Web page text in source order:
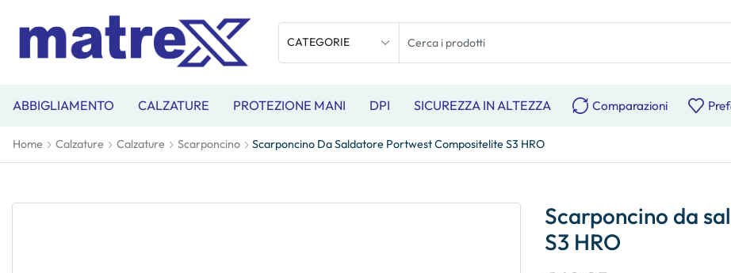
ABBIGLIAMENTO CALZATURE PROTEZIONE MANI DPI SICUREZZA IN ALTEZZA Comparazioni
Home Calzature Calzature Scarponcino Scarponcino Da Saldatore Portwest Compositelite S3 HRO
Scarponcino da
S3 HRO